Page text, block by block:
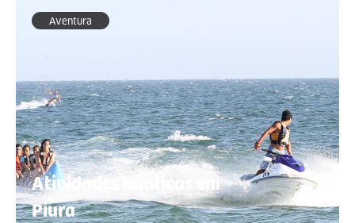
Aventura
Atividades náuticas em
Piura